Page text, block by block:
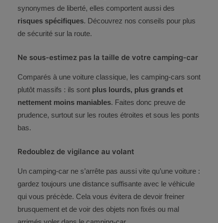
synonymes de liberté, elles comportent aussi des
risques spécifiques. Découvrez nos conseils pour plus
de sécurité sur la route.
Ne sous-estimez pas la taille de votre camping-car
Comparés à une voiture classique, les camping-cars sont
plutôt massifs : ils sont plus lourds, plus grands et
nettement moins maniables. Faites donc preuve de
prudence, surtout sur les routes étroites et sous les ponts
bas.
Redoublez de vigilance au volant
Un camping-car ne s’arrête pas aussi vite qu’une voiture :
gardez toujours une distance suffisante avec le véhicule
qui vous précède. Cela vous évitera de devoir freiner
brusquement et de voir des objets non fixés ou mal